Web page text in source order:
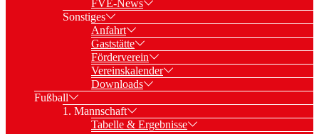
FVE-News
Sonstiges
Anfahrt
Gaststätte
Förderverein
Vereinskalender
Downloads
Fußball
1. Mannschaft
Tabelle & Ergebnisse